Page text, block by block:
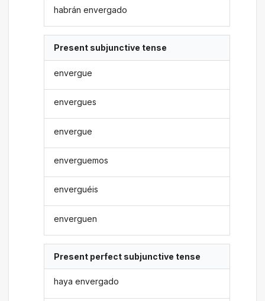
habrán envergado
Present subjunctive tense
envergue
envergues
envergue
enverguemos
enverguéis
enverguen
Present perfect subjunctive tense
haya envergado